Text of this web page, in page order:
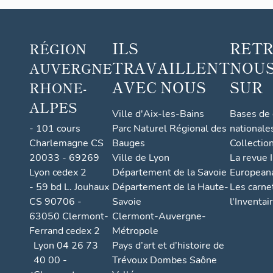
RÉGION
AUVERGNE
RHONE-
ALPES
- 101 cours
Charlemagne CS
20033 - 69269
Lyon cedex 2
- 59 bd L. Jouhaux
CS 90706 -
63050 Clermont-
Ferrand cedex 2
Lyon 04 26 73
40 00 -
ILS
TRAVAILLENT
AVEC NOUS
Ville d'Aix-les-Bains
Parc Naturel Régional des
Bauges
Ville de Lyon
Département de la Savoie
Département de la Haute-
Savoie
Clermont-Auvergne-
Métropole
Pays d’art et d’histoire de
Trévoux Dombes Saône
SUR
Bases
La revue
Les